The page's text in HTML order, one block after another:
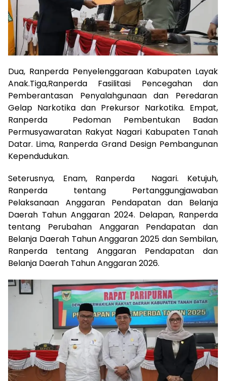
Dua, Ranperda Penyelenggaraan Kabupaten Layak
Anak.Tiga,Ranperda Fasilitasi Pencegahan dan
Pemberantasan Penyalahgunaan dan Peredaran
Gelap Narkotika dan Prekursor Narkotika. Empat,
Ranperda Pedoman Pembentukan Badan
Permusyawaratan Rakyat Nagari Kabupaten Tanah
Datar. Lima, Ranperda Grand Design Pembangunan
Kependudukan.
Seterusnya, Enam, Ranperda Nagari. Ketujuh,
Ranperda tentang Pertanggungjawaban
Pelaksanaan Anggaran Pendapatan dan Belanja
Daerah Tahun Anggaran 2024. Delapan, Ranperda
tentang Perubahan Anggaran Pendapatan dan
Belanja Daerah Tahun Anggaran 2025 dan Sembilan,
Ranperda tentang Anggaran Pendapatan dan
Belanja Daerah Tahun Anggaran 2026.